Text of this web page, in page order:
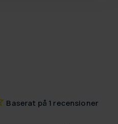
Baserat på 1 recensioner